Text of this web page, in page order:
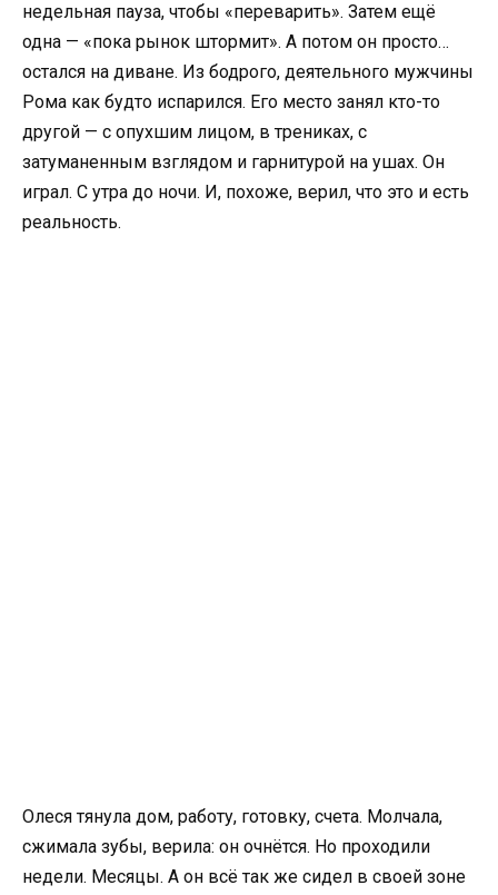
недельная пауза, чтобы «переварить». Затем ещё
одна — «пока рынок штормит». А потом он просто…
остался на диване. Из бодрого, деятельного мужчины
Рома как будто испарился. Его место занял кто-то
другой — с опухшим лицом, в трениках, с
затуманенным взглядом и гарнитурой на ушах. Он
играл. С утра до ночи. И, похоже, верил, что это и есть
реальность.
Олеся тянула дом, работу, готовку, счета. Молчала,
сжимала зубы, верила: он очнётся. Но проходили
недели. Месяцы. А он всё так же сидел в своей зоне